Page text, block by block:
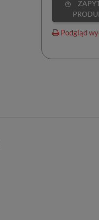
help_outline
Podgląd